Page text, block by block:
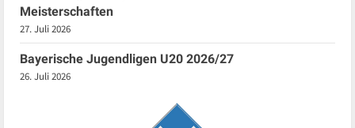
Meisterschaften
27. Juli 2026
Bayerische Jugendligen U20 2026/27
26. Juli 2026